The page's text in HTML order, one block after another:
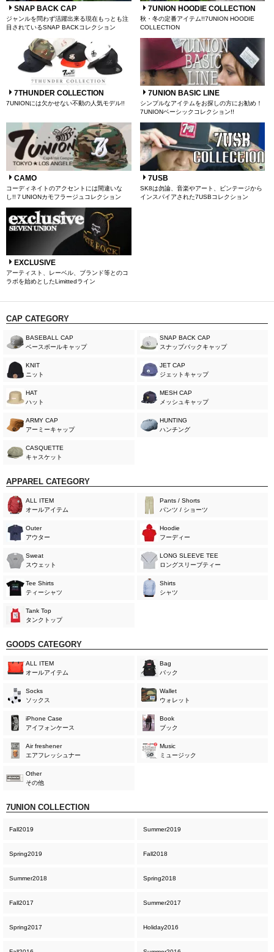
SNAP BACK CAP
ジャンルを問わず活躍出来る現在もっとも注
目されているSNAP BACKコレクション
7UNION HOODIE COLLECTION
秋・冬の定番アイテム!!7UNION HOODIE
COLLECTION
7THUNDER COLLECTION
7UNIONには欠かせない不動の人気モデル!!
7UNION BASIC LINE
シンプルなアイテムをお探しの方にお勧め！
7UNIONベーシックコレクション!!
CAMO
コーディネイトのアクセントには間違いな
し!!７UNIONカモフラージュコレクション
7USB
SK8は勿論、音楽やアート、ビンテージから
インスパイアされた7USBコレクション
EXCLUSIVE
アーティスト、レーベル、ブランド等とのコ
ラボを始めとしたLimittedライン
CAP CATEGORY
BASEBALL CAP
ベースボールキャップ
SNAP BACK CAP
スナップバックキャップ
KNIT
ニット
JET CAP
ジェットキャップ
HAT
ハット
MESH CAP
メッシュキャップ
ARMY CAP
アーミーキャップ
HUNTING
ハンチング
CASQUETTE
キャスケット
APPAREL CATEGORY
ALL ITEM
オールアイテム
Pants / Shorts
パンツ / ショーツ
Outer
アウター
Hoodie
フーディー
Sweat
スウェット
LONG SLEEVE TEE
ロングスリーブティー
Tee Shirts
ティーシャツ
Shirts
シャツ
Tank Top
タンクトップ
GOODS CATEGORY
ALL ITEM
オールアイテム
Bag
バック
Socks
ソックス
Wallet
ウォレット
iPhone Case
アイフォンケース
Book
ブック
Air freshener
エアフレッシュナー
Music
ミュージック
Other
その他
7UNION COLLECTION
Fall2019 Summer2019
Spring2019 Fall2018
Summer2018 Spring2018
Fall2017 Summer2017
Spring2017 Holiday2016